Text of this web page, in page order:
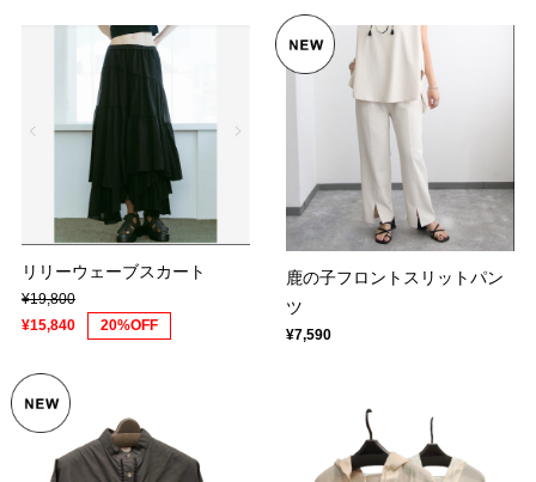
リリーウェーブスカート
¥19,800
¥15,840
20%OFF
鹿の子フロントスリットパン
ツ
¥7,590